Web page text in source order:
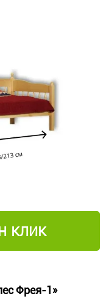
клик
Фрея-1»